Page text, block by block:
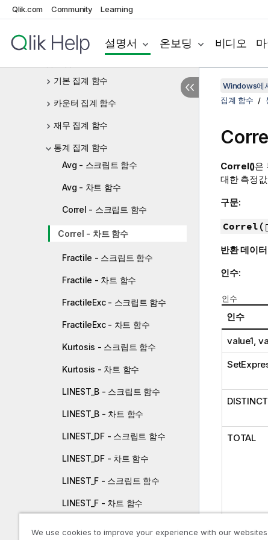
Qlik.com Community Learning
설명서 온보딩 비디오
스크립트 및 차트 함수
기본 집계 함수
카운터 집계 함수
재무 집계 함수
통계 집계 함수
Avg - 스크립트 함수
Avg - 차트 함수
Correl - 스크립트 함수
Correl - 차트 함수
Fractile - 스크립트 함수
Fractile - 차트 함수
FractileExc - 스크립트 함수
FractileExc - 차트 함수
Kurtosis - 스크립트 함수
Kurtosis - 차트 함수
LINEST_B - 스크립트 함수
LINEST_B - 차트 함수
LINEST_DF - 스크립트 함수
LINEST_DF - 차트 함수
LINEST_F - 스크립트 함수
LINEST_F - 차트 함수
Windows에
집계 함수
Correl()은
대한 측정
구문:
Correl(
반환 데이
인수:
인수
인수
value1,
DISTINCT
TOTAL
We use cookies to improve your experience with our